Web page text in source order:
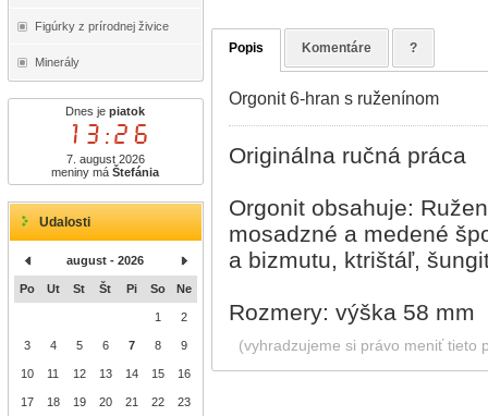
Figúrky z prírodnej živice
Minerály
Dnes jepiatok
13:26
7. august 2026
meniny máŠtefánia
Udalosti
august - 2026
Po Ut St Št Pi So Ne
1 2
3 4 5 6 7 8 9
10 11 12 13 14 15 16
17 18 19 20 21 22 23
Popis Komentáre ?
Orgonit 6-hran s ruženínom
Originálna ručná práca
Orgonit obsahuje:
mosadzné a medené
a bizmutu, ktrištáľ,
Rozmery: výška 58 mm
(vyhradzujeme si právo meniť tieto